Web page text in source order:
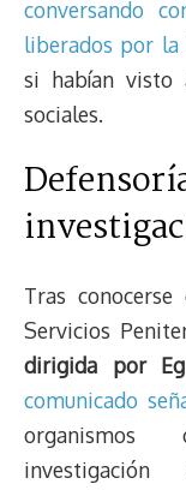
conversando
liberados por la
si habían visto
sociales.
Tras
Servicios
dirigida por
comunicado
organismos